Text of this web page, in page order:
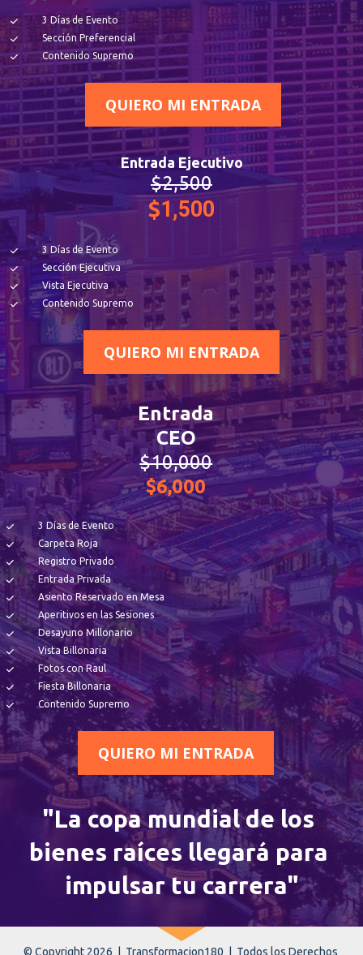
3 Días de Evento
Sección Preferencial
Contenido Supremo
QUIERO MI ENTRADA
Entrada Ejecutivo
$2,500
$1,500
3 Días de Evento
Sección Ejecutiva
Vista Ejecutiva
Contenido Supremo
QUIERO MI ENTRADA
Entrada
CEO
$10,000
$6,000
3 Días de Evento
Carpeta Roja
Registro Privado
Entrada Privada
Asiento Reservado en Mesa
Aperitivos en las Sesiones
Desayuno Millonario
Vista Billonaria
Fotos con Raul
Fiesta Billonaria
Contenido Supremo
QUIERO MI ENTRADA
"La copa mundial de los
bienes raíces llegará para
impulsar tu carrera"
© Copyright 2026  |  Transformacion180  |  Todos los Derechos